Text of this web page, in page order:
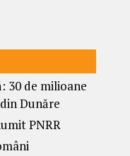
30 de milioane
Dunăre
PNRR